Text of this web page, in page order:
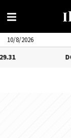
10/8/2026
-